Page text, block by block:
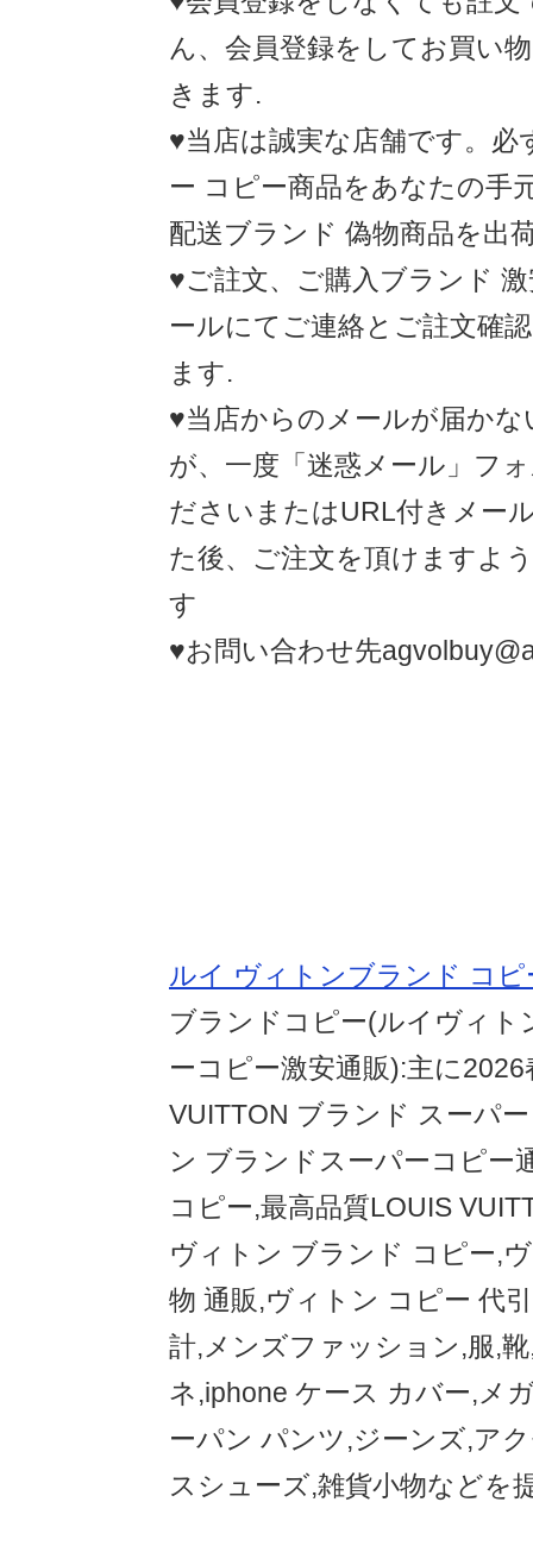
ん、会員登録をしてお買い
きます.
♥当店は誠実な店舗です。必
ー コピー商品をあなたの手
配送ブランド 偽物商品を出
♥ご註文、ご購入ブランド
ールにてご連絡とご註文確
ます.
♥当店からのメールが届か
が、一度「迷惑メール」フ
ださいまたはURL付きメー
た後、ご注文を頂けますよ
す
♥お問い合わせ先
ルイ ヴィトンブランド コピ
ブランドコピー(ルイヴィト
ーコピー激安通販):主に
VUITTON ブランド スーパ
ン ブランドスーパーコピー
コピー,最高品質LOUIS
ヴィトン ブランド コピー,
物 通販,ヴィトン コピー 代
計,メンズファッション,服,
ネ,iphone ケース カバー,メ
ーパン パンツ,ジーンズ,ア
スシューズ,雑貨小物などを